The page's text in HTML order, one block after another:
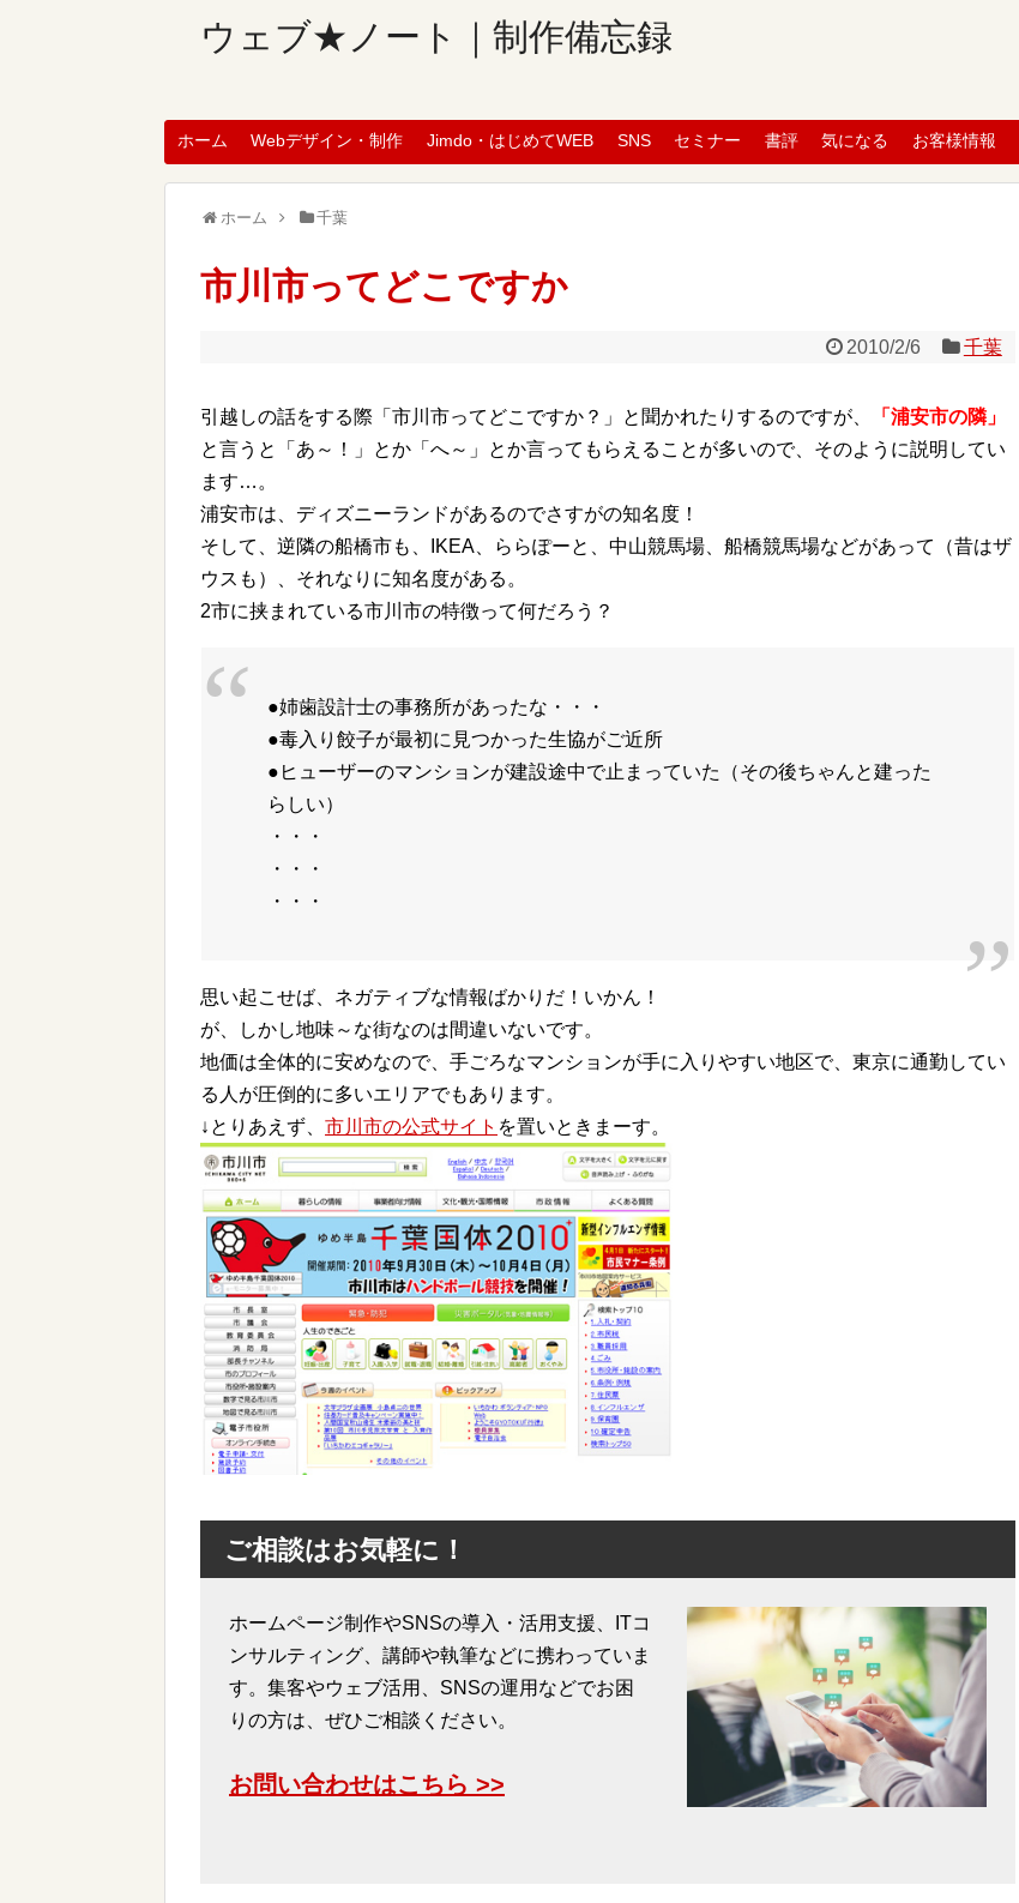
ウェブ★ノート｜制作備忘録
ホーム Webデザイン・制作 Jimdo・はじめてWEB SNS セミナー 書評 気になる お客様情報
ホーム 千葉
市川市ってどこですか
2010/2/6 千葉
引越しの話をする際「市川市ってどこですか？」と聞かれたりするのですが、
「浦安市の隣」
と言うと「あ～！」とか「へ～」とか言ってもらえることが多いので、そのように説明してい
ます…。
浦安市は、ディズニーランドがあるのでさすがの知名度！
そして、逆隣の船橋市も、IKEA、ららぽーと、中山競馬場、船橋競馬場などがあって（昔はザ
ウスも）、それなりに知名度がある。
2市に挟まれている市川市の特徴って何だろう？
●姉歯設計士の事務所があったな・・・
●毒入り餃子が最初に見つかった生協がご近所
●ヒューザーのマンションが建設途中で止まっていた（その後ちゃんと建った
らしい）
・・・
・・・
・・・
思い起こせば、ネガティブな情報ばかりだ！いかん！
が、しかし地味～な街なのは間違いないです。
地価は全体的に安めなので、手ごろなマンションが手に入りやすい地区で、東京に通勤してい
る人が圧倒的に多いエリアでもあります。
↓とりあえず、 市川市の公式サイト を置いときまーす。
ご相談はお気軽に！
ホームページ制作やSNSの導入・活用支援、ITコ
ンサルティング、講師や執筆などに携わっていま
す。集客やウェブ活用、SNSの運用などでお困
りの方は、ぜひご相談ください。
お問い合わせはこちら >>